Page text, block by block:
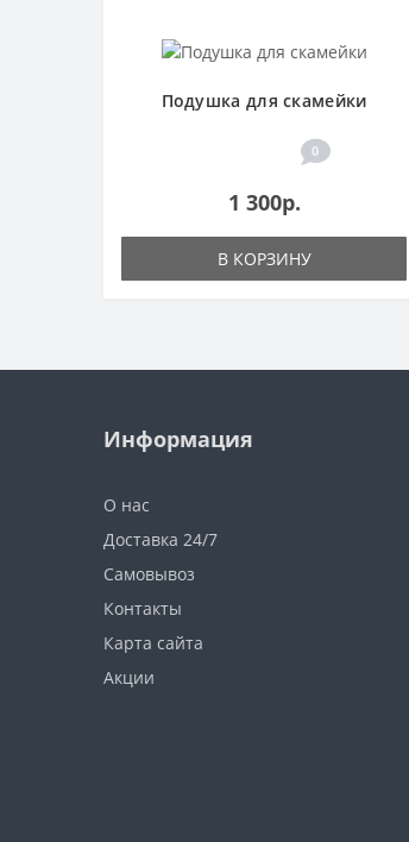
Подушка для скамейки
0
1 300р.
В КОРЗИНУ
Информация
О нас
Доставка 24/7
Самовывоз
Контакты
Карта сайта
Акции